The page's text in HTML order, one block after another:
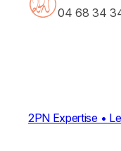
04 68 34
2PN Expertise •